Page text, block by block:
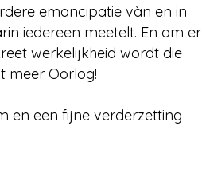
emancipatie vàn en in
iedereen meetelt. En om er
werkelijkheid wordt die
meer Oorlog!
en een fijne verderzetting